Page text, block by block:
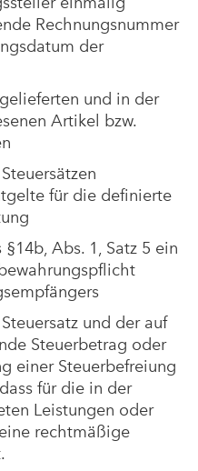
Rechnungsnummer
der
und in der
Artikel bzw.
für die definierte
Abs. 1, Satz 5 ein
und der auf
Steuerbetrag oder
einer Steuerbefreiung
für die in der
Leistungen oder
rechtmäßige